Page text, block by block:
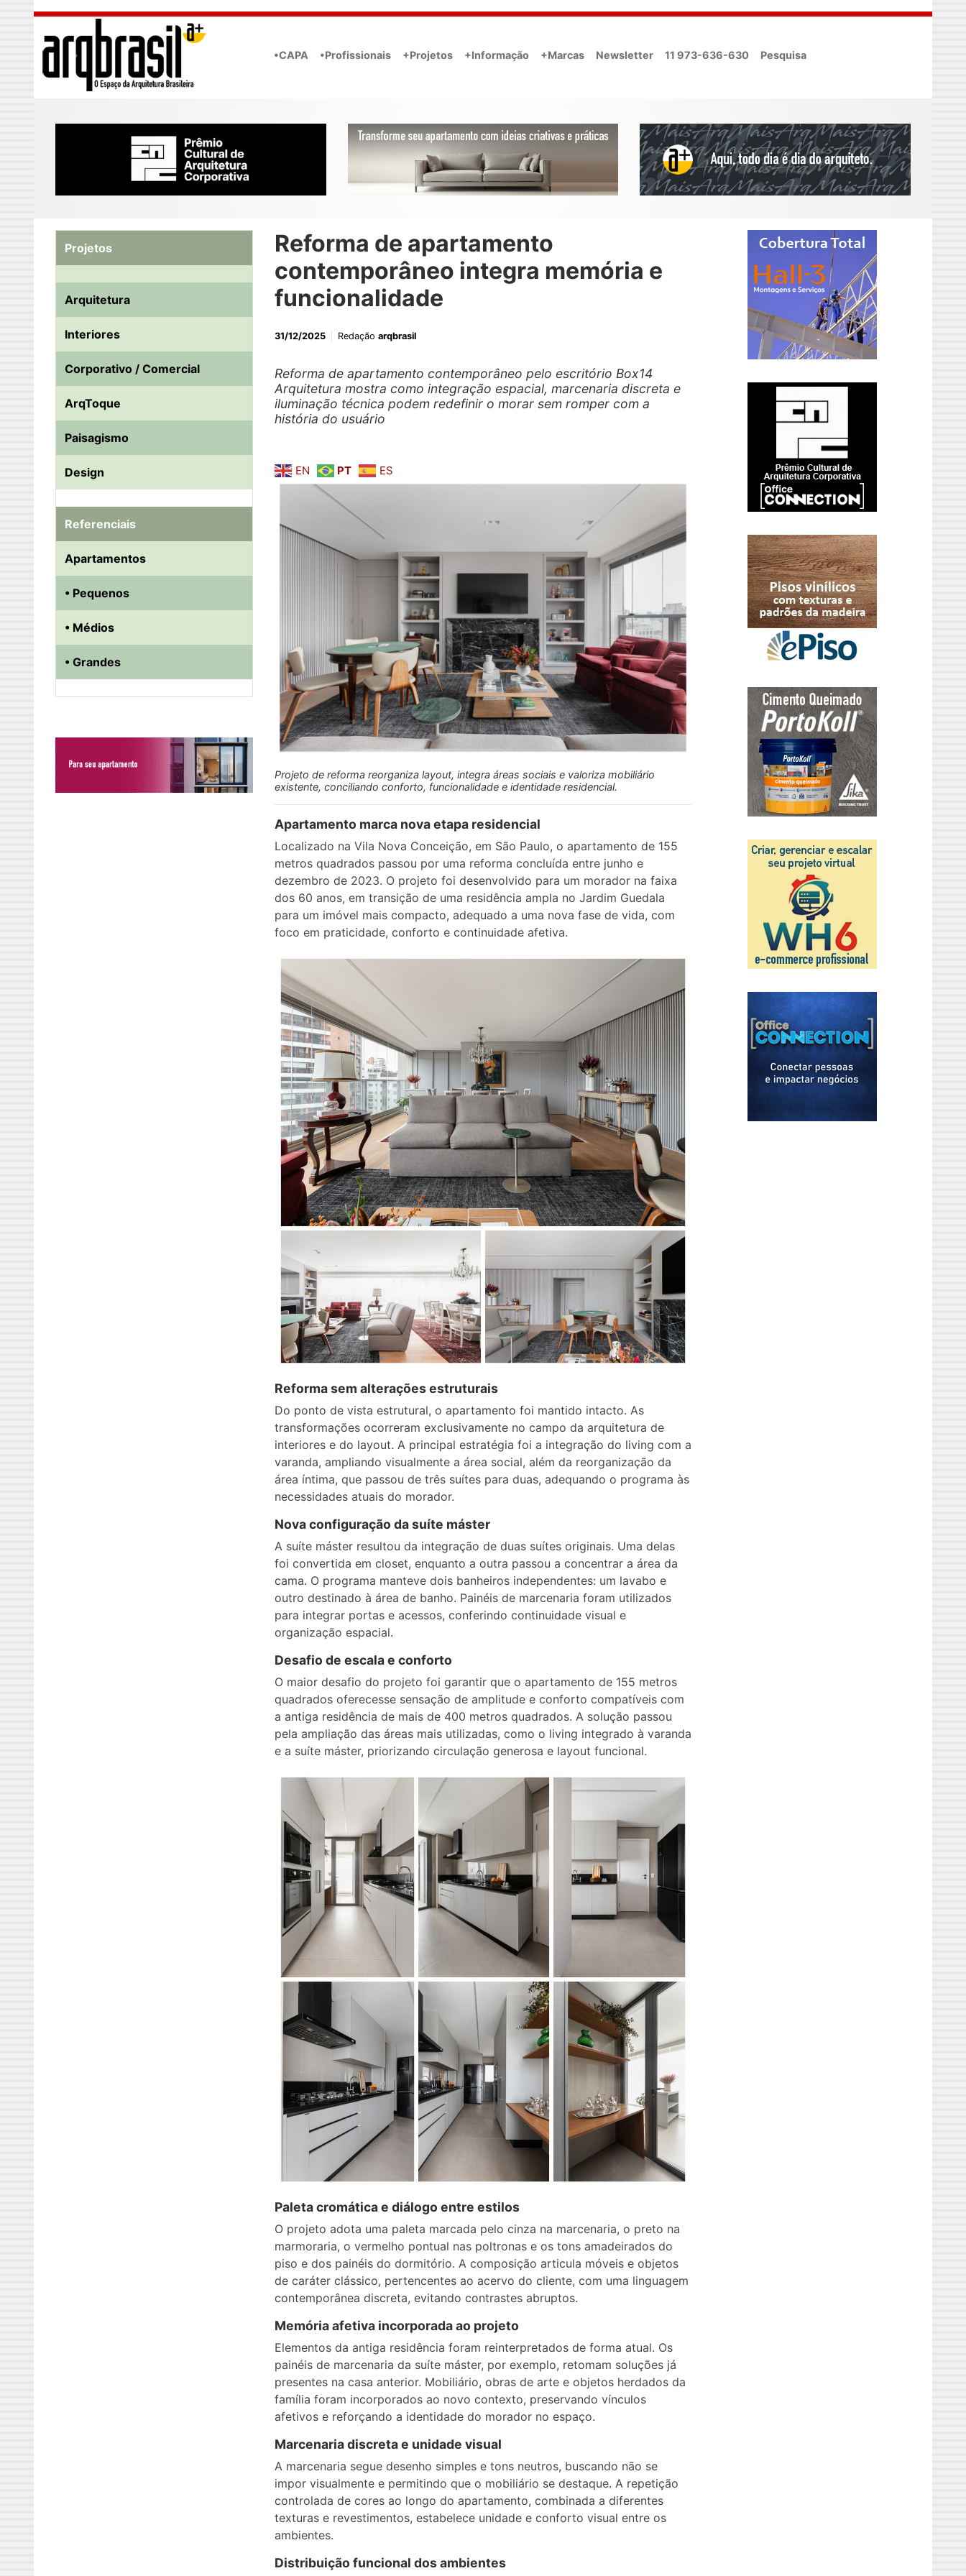
Skip to main content
•CAPA •Profissionais +Projetos +Informação +Marcas Newsletter 11 973-636-630 Pesquisa
Reforma de apartamento
contemporâneo integra memória e
funcionalidade
31/12/2025 Redação arqbrasil
Reforma de apartamento contemporâneo pelo escritório Box14
Arquitetura mostra como integração espacial, marcenaria discreta e
iluminação técnica podem redefinir o morar sem romper com a
história do usuário
EN PT ES
Projeto de reforma reorganiza layout, integra áreas sociais e valoriza mobiliário
existente, conciliando conforto, funcionalidade e identidade residencial.
Apartamento marca nova etapa residencial
Localizado na Vila Nova Conceição, em São Paulo, o apartamento de 155
metros quadrados passou por uma reforma concluída entre junho e
dezembro de 2023. O projeto foi desenvolvido para um morador na faixa
dos 60 anos, em transição de uma residência ampla no Jardim Guedala
para um imóvel mais compacto, adequado a uma nova fase de vida, com
foco em praticidade, conforto e continuidade afetiva.
Reforma sem alterações estruturais
Do ponto de vista estrutural, o apartamento foi mantido intacto. As
transformações ocorreram exclusivamente no campo da arquitetura de
interiores e do layout. A principal estratégia foi a integração do living com a
varanda, ampliando visualmente a área social, além da reorganização da
área íntima, que passou de três suítes para duas, adequando o programa às
necessidades atuais do morador.
Nova configuração da suíte máster
A suíte máster resultou da integração de duas suítes originais. Uma delas
foi convertida em closet, enquanto a outra passou a concentrar a área da
cama. O programa manteve dois banheiros independentes: um lavabo e
outro destinado à área de banho. Painéis de marcenaria foram utilizados
para integrar portas e acessos, conferindo continuidade visual e
organização espacial.
Desafio de escala e conforto
O maior desafio do projeto foi garantir que o apartamento de 155 metros
quadrados oferecesse sensação de amplitude e conforto compatíveis com
a antiga residência de mais de 400 metros quadrados. A solução passou
pela ampliação das áreas mais utilizadas, como o living integrado à varanda
e a suíte máster, priorizando circulação generosa e layout funcional.
Paleta cromática e diálogo entre estilos
O projeto adota uma paleta marcada pelo cinza na marcenaria, o preto na
marmoraria, o vermelho pontual nas poltronas e os tons amadeirados do
piso e dos painéis do dormitório. A composição articula móveis e objetos
de caráter clássico, pertencentes ao acervo do cliente, com uma linguagem
contemporânea discreta, evitando contrastes abruptos.
Memória afetiva incorporada ao projeto
Elementos da antiga residência foram reinterpretados de forma atual. Os
painéis de marcenaria da suíte máster, por exemplo, retomam soluções já
presentes na casa anterior. Mobiliário, obras de arte e objetos herdados da
família foram incorporados ao novo contexto, preservando vínculos
afetivos e reforçando a identidade do morador no espaço.
Marcenaria discreta e unidade visual
A marcenaria segue desenho simples e tons neutros, buscando não se
impor visualmente e permitindo que o mobiliário se destaque. A repetição
controlada de cores ao longo do apartamento, combinada a diferentes
texturas e revestimentos, estabelece unidade e conforto visual entre os
ambientes.
Distribuição funcional dos ambientes
Projetos
Arquitetura
Interiores
Corporativo / Comercial
ArqToque
Paisagismo
Design
Referenciais
Apartamentos
• Pequenos
• Médios
• Grandes